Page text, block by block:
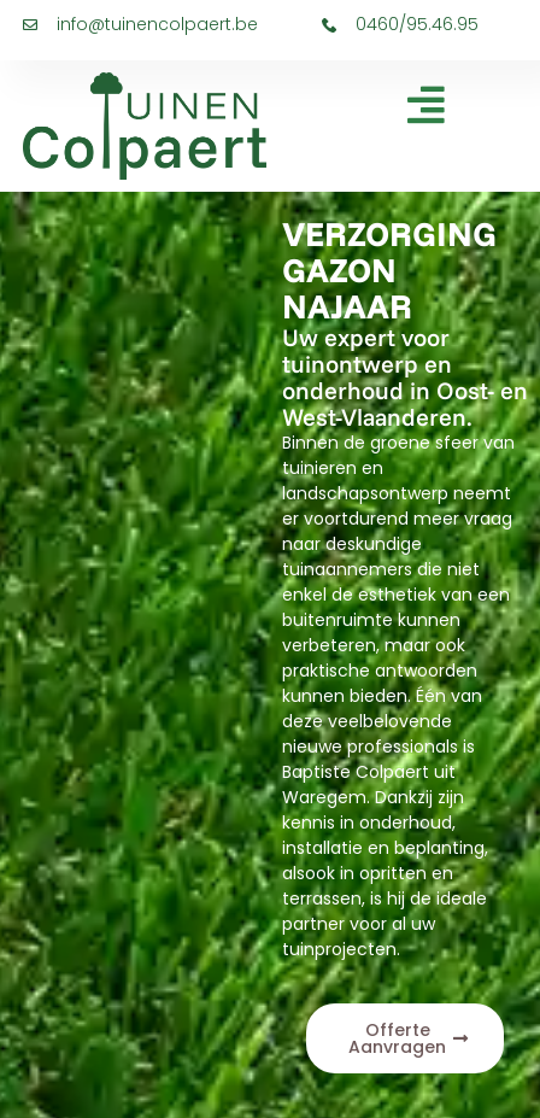
info@tuinencolpaert.be 0460/95.46.95
VERZORGING
GAZON
NAJAAR
Uw expert voor
tuinontwerp en
onderhoud in Oost- en
West-Vlaanderen.
Binnen de groene sfeer van
tuinieren en
landschapsontwerp neemt
er voortdurend meer vraag
naar deskundige
tuinaannemers die niet
enkel de esthetiek van een
buitenruimte kunnen
verbeteren, maar ook
praktische antwoorden
kunnen bieden. Één van
deze veelbelovende
nieuwe professionals is
Baptiste Colpaert uit
Waregem. Dankzij zijn
kennis in onderhoud,
installatie en beplanting,
alsook in opritten en
terrassen, is hij de ideale
partner voor al uw
tuinprojecten.
Offerte
Aanvragen